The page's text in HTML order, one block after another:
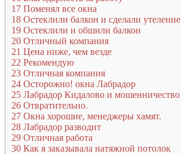
17 Поменял все окна
18 Остеклили балкон и сделали утеление
19 Остеклили и обшили балкон
20 Отличный компания
21 Цена ниже, чем везде
22 Рекомендую
23 Отличная компания
24 Осторожно! окна Лабрадор
25 Лабрадор Кидалово и мошенничество
26 Отвратительно.
27 Окна хорошие, менеджеры хамят.
28 Лабрадор разводит
29 Отличная работа
30 Как я заказывала натяжной потолок